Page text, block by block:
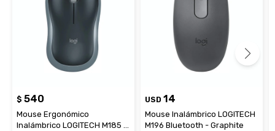
$ 540
Mouse Ergonómico
Inalámbrico LOGITECH M185 -
USD 14
Mouse Inalámbrico LOGITECH
M196 Bluetooth - Graphite